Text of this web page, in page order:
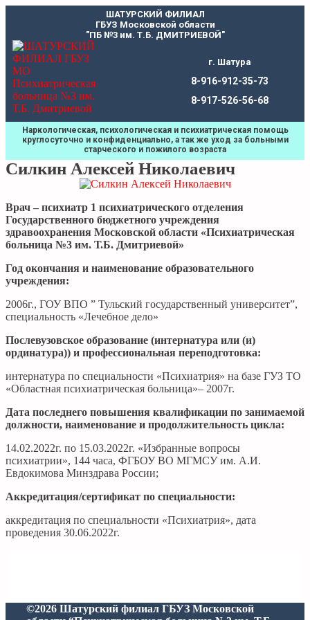
ШАТУРСКИЙ ФИЛИАЛ
ГБУЗ Московской области
"ПБ №3 им. Т.Б. ДМИТРИЕВОЙ"
г. Шатура
8-916-912-35-73
8-917-526-56-68
Наркологическая, психологическая и психиатрическая помощь
круглосуточно и конфиденциально, а так же уход за больными
старческого и пожилого возраста
Силкин Алексей Николаевич
Врач – психиатр 1 психиатрического отделения
Государственного бюджетного учреждения
здравоохранения Московской области «Психиатрическая
больница №3 им. Т.Б. Дмитриевой»
Год окончания и наименование образовательного
учреждения:
2006г., ГОУ ВПО ” Тульский государственный университет”,
специальность «Лечебное дело»
Послевузовское образование (интернатура или (и)
ординатура)) и профессиональная переподготовка:
интернатура по специальности «Психиатрия» на базе ГУЗ ТО
«Областная психиатрическая больница»– 2007г.
Дата последнего повышения квалификации по занимаемой
должности, наименование и продолжительность цикла:
14.02.2022г. по 15.03.2022г. «Избранные вопросы
психиатрии», 144 часа, ФГБОУ ВО МГМСУ им. А.И.
Евдокимова Минздрава России;
Аккредитация/сертификат по специальности:
аккредитация по специальности «Психиатрия», дата
проведения 30.06.2022г.
©2026 Шатурский филиал ГБУЗ Московской